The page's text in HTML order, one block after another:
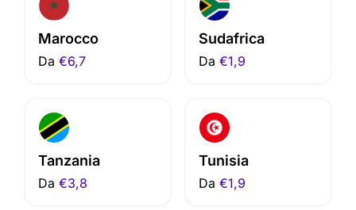
Marocco
Da €6,7
Sudafrica
Da €1,9
Tanzania
Da €3,8
Tunisia
Da €1,9